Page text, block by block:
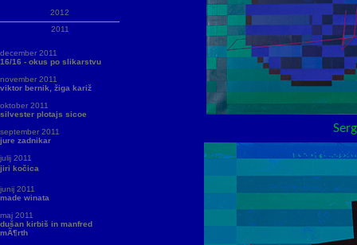
2012
2011
december 2011
16/16 - okus po slikarstvu
november 2011
viktor bernik, žiga kariž
oktober 2011
silvester plotajs sicoe
september 2011
jure zadnikar
julij 2011
jiri kočica
junij 2011
made winata
maj 2011
dušan kirbiš in manfred
mÃ¶rth
Sergej Kapus,